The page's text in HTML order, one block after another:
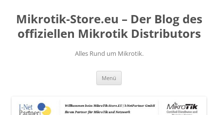
springen
Mikrotik-Store.eu – Der Blog des
offiziellen Mikrotik Distributors
Alles Rund um Mikrotik.
Menü